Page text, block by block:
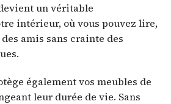
un véritable
intérieur, où vous pouvez lire,
amis sans crainte des
également vos meubles de
leur durée de vie. Sans